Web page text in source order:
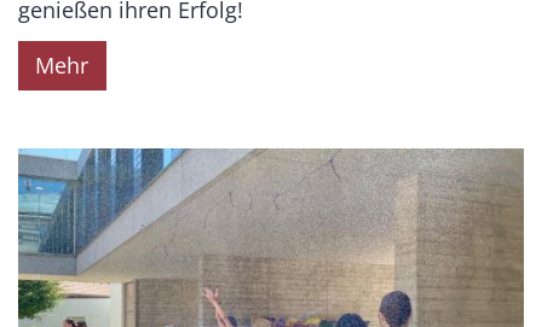
genießen ihren Erfolg!
Mehr